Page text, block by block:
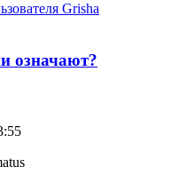
Grisha
означают?